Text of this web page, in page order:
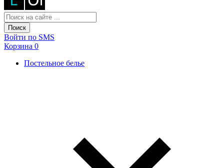
Поиск
Войти по SMS
Корзина 0
Постельное белье